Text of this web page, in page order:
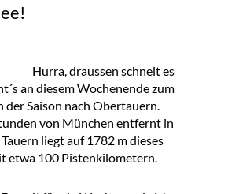
Hurra, draussen schneit es
an diesem Wochenende zum
der Saison nach Obertauern.
von München entfernt in
liegt auf 1782 m dieses
etwa 100 Pistenkilometern.